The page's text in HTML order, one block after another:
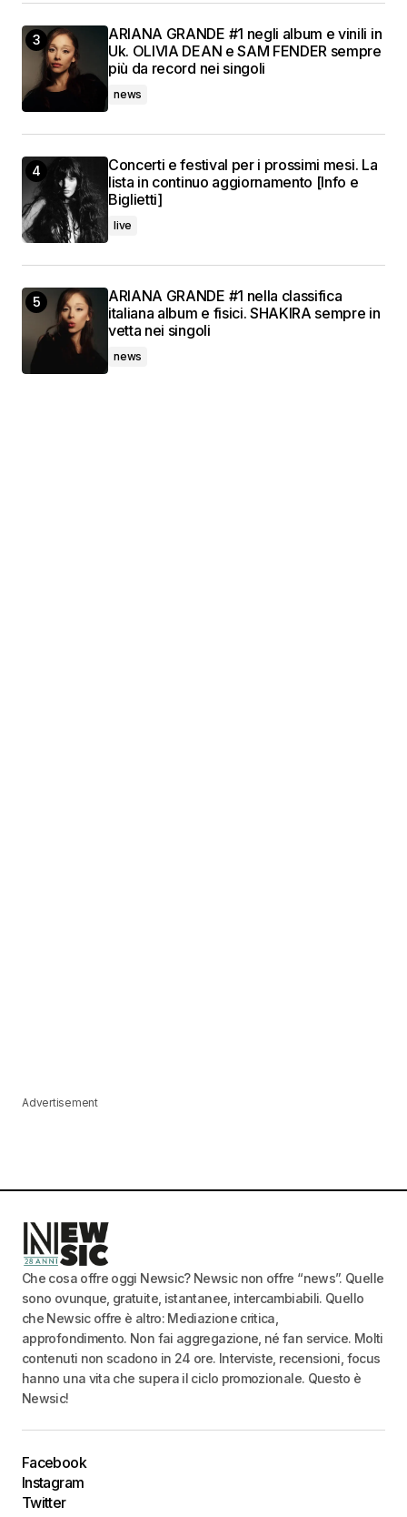
ARIANA GRANDE #1 negli album e vinili in
Uk. OLIVIA DEAN e SAM FENDER sempre
più da record nei singoli
news
Concerti e festival per i prossimi mesi. La
lista in continuo aggiornamento [Info e
Biglietti]
live
ARIANA GRANDE #1 nella classifica
italiana album e fisici. SHAKIRA sempre in
vetta nei singoli
news
Advertisement
Che cosa offre oggi Newsic? Newsic non offre “news”. Quelle
sono ovunque, gratuite, istantanee, intercambiabili. Quello
che Newsic offre è altro: Mediazione critica,
approfondimento. Non fai aggregazione, né fan service. Molti
contenuti non scadono in 24 ore. Interviste, recensioni, focus
hanno una vita che supera il ciclo promozionale. Questo è
Newsic!
Facebook
Instagram
Twitter